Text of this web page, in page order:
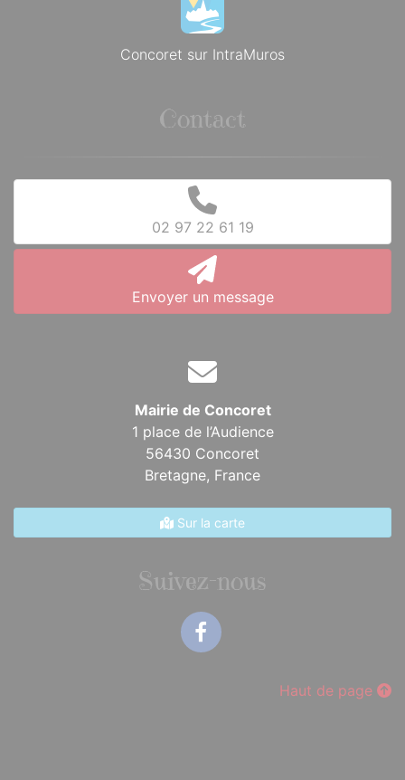
Concoret sur IntraMuros
Contact
02 97 22 61 19
Envoyer un message
Mairie de Concoret
1 place de l’Audience
56430 Concoret
Bretagne, France
Sur la carte
Suivez-nous
Haut de page